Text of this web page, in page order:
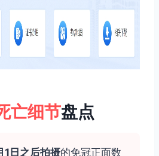
亡细节盘点
日之后拍摄的免冠正面数